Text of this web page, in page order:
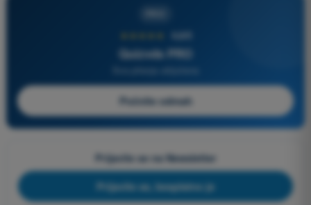
4,6/5
Quizvds PRO
Počnite odmah
Prijavite se na Newsletter
Prijavite se, besplatno je